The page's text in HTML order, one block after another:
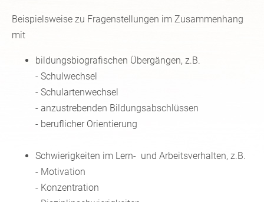
Beispielsweise zu Fragenstellungen im Zusammenhang
mit
bildungsbiografischen Übergängen, z.B.
- Schulwechsel
- Schulartenwechsel
- anzustrebenden Bildungsabschlüssen
- beruflicher Orientierung
Schwierigkeiten im Lern- und Arbeitsverhalten, z.B.
- Motivation
- Konzentration